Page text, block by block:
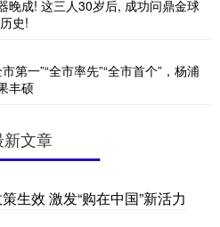
晚成! 这三人30岁后, 成功问鼎金球
史!
第一”“全市率先”“全市首个”，杨浦
丰硕
新文章
生效 激发“购在中国”新活力